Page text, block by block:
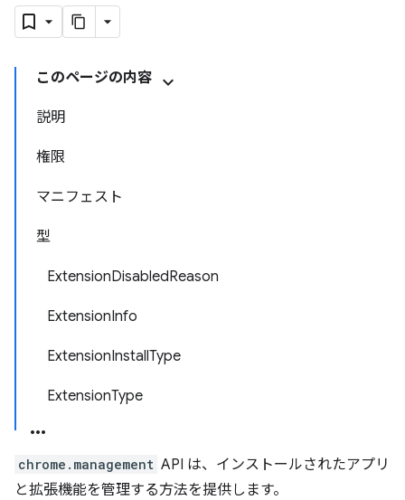
このページの内容
説明
権限
マニフェスト
型
ExtensionDisabledReason
ExtensionInfo
ExtensionInstallType
ExtensionType
chrome.management API は、インストールされたアプリ
と拡張機能を管理する方法を提供します。